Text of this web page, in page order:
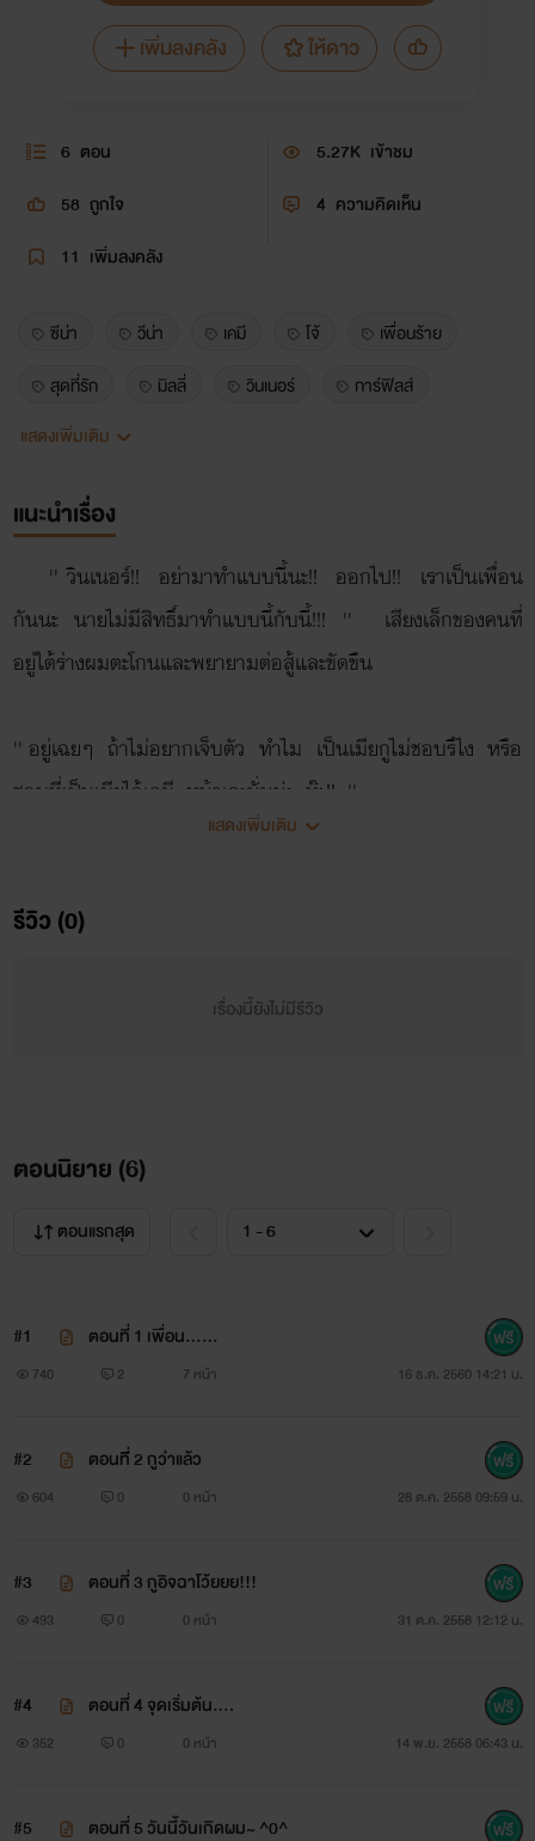
เพิ่มลงคลัง
ให้ดาว
6 ตอน 5.27K เข้าชม
58 ถูกใจ 4 ความคิดเห็น
11 เพิ่มลงคลัง
ซีน่า วีน่า เคมี โจ้
เพื่อนร้าย
สุดที่รัก
มิลลี่ วินเนอร์
การ์ฟิลส์
ดินเนอร์
แสดงเพิ่มเติม
แนะนำเรื่อง
'' วินเนอร์!! อย่ามาทำแบบนี้นะ!! ออกไป!! เราเป็นเพื่อน
กันนะ นายไม่มีสิทธิ์มาทำแบบนี้กับนี้!!! '' เสียงเล็กของคนที่
อยู่ใต้ร่างผมตะโกนและพยายามต่อสู้และขัดขืน
'' อยู่เฉยๆ ถ้าไม่อยากเจ็บตัว ทำไม เป็นเมียกูไม่ชอบรึไง หรือ
ชอบที่เป็นเมียไอ้เคมี หน้าเคะนั่นน่ะ ห๊ะ!! ''
แสดงเพิ่มเติม
รีวิว (0)
เรื่องนี้ยังไม่มีรีวิว
ตอนนิยาย (6)
ตอนแรกสุด
#1 ตอนที่ 1 เพื่อน......
740 2 7 หน้า 16 ธ.ค. 2560 14:21 น.
#2 ตอนทีี่ 2 กูว่าแล้ว
604 0 0 หน้า 28 ต.ค. 2558 09:59 น.
#3 ตอนที่ 3 กูอิจฉาโว้ยยย!!!
493 0 0 หน้า 31 ต.ค. 2558 12:12 น.
#4 ตอนที่ 4 จุดเริ่มต้น....
352 0 0 หน้า 14 พ.ย. 2558 06:43 น.
#5 ตอนที่ 5 วันนี้วันเกิดผม~ ^0^